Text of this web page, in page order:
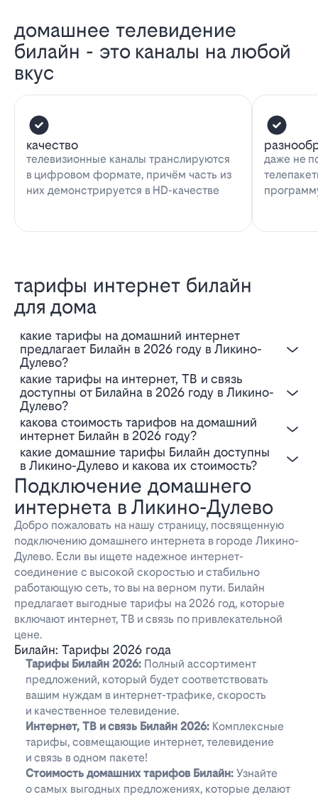
домашнее телевидение
билайн - это каналы на любой
вкус
качество
телевизионные каналы транслируются
в цифровом формате, причём часть из
них демонстрируется в HD-качестве
даже не
тарифы интернет билайн
для дома
Какие тарифы на домашний интернет
предлагает Билайн в 2026 году в Ликино-
Дулево?
Какие тарифы на интернет, ТВ и связь
доступны от Билайна в 2026 году в Ликино-
Дулево?
Какова стоимость тарифов на домашний
интернет Билайн в 2026 году?
Какие домашние тарифы Билайн доступны
в Ликино-Дулево и какова их стоимость?
Подключение домашнего
интернета в Ликино-Дулево
Добро пожаловать на нашу страницу, посвященную
подключению домашнего интернета в городе Ликино-
Дулево. Если вы ищете надежное интернет-
соединение с высокой скоростью и стабильно
работающую сеть, то вы на верном пути. Билайн
предлагает выгодные тарифы на 2026 год, которые
включают интернет, ТВ и связь по привлекательной
цене.
Билайн: Тарифы 2026 года
Тарифы Билайн 2026: Полный ассортимент
предложений, который будет соответствовать
вашим нуждам в интернет-трафике, скорость
и качественное телевидение.
Интернет, ТВ и связь Билайн 2026: Комплексные
тарифы, совмещающие интернет, телевидение
и связь в одном пакете!
Стоимость домашних тарифов Билайн: Узнайте
о самых выгодных предложениях, которые делают